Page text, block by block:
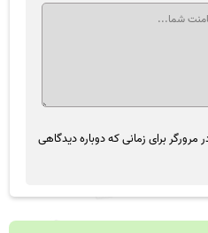
برای زمانی که دوباره دیدگاهی